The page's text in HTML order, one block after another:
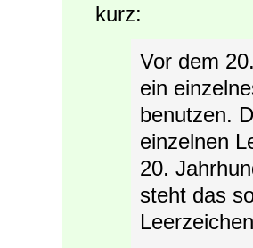
kurz:
Vor dem
ein
benutzen.
einzelnen
20.
steht das